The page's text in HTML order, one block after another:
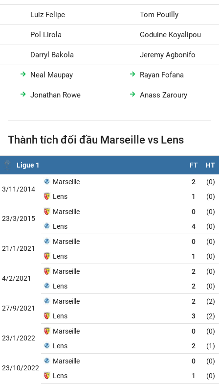
Luiz Felipe Tom Pouilly
Pol Lirola Goduine Koyalipou
Darryl Bakola Jeremy Agbonifo
Neal Maupay Rayan Fofana
Jonathan Rowe Anass Zaroury
Thành tích đối đầu Marseille vs Lens
Ligue 1 FT HT
3/11/2014
Marseille 2
(0)
Lens
1 (0)
23/3/2015
Marseille 0
(0)
Lens
4 (0)
21/1/2021
Marseille 0
(0)
Lens
1 (0)
4/2/2021
Marseille 2
(0)
Lens
2 (0)
27/9/2021
Marseille 2
(2)
Lens
3 (2)
23/1/2022
Marseille 0
(0)
Lens
2 (1)
23/10/2022
Marseille 0
(0)
Lens
1 (0)